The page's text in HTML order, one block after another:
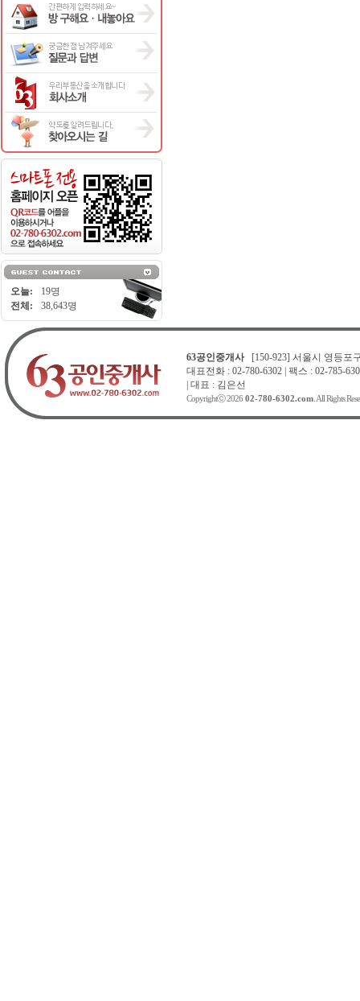
오늘:
19명
전체:
38,643명
63공인중개사[150-923] 서울시 영등포
대표전화 : 02-780-6302 | 팩스 : 02-785-
| 대표 : 김은선
Copyrightⓒ 2026 02-780-6302.com. All Rights